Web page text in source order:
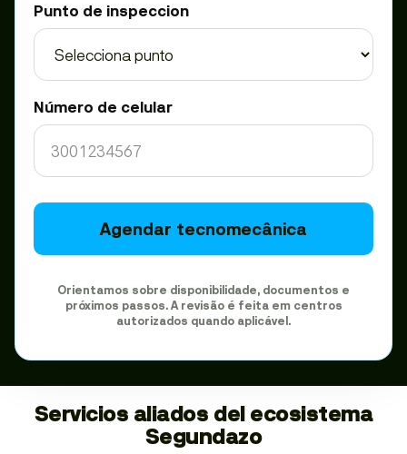
Punto de inspeccion
Número de celular
Agendar tecnomecânica
Orientamos sobre disponibilidade, documentos e
próximos passos. A revisão é feita em centros
autorizados quando aplicável.
Servicios aliados del ecosistema
Segundazo